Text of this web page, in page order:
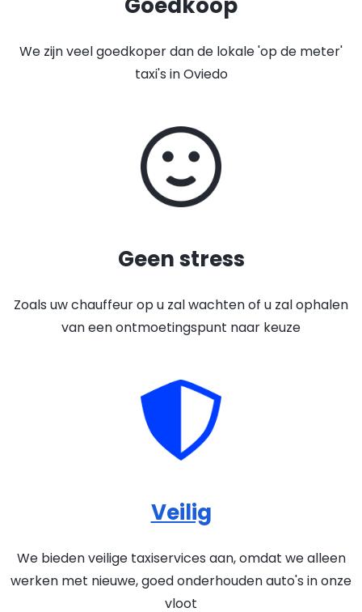
We zijn veel goedkoper dan de lokale 'op de meter'
taxi's in Oviedo
Geen stress
Zoals uw chauffeur op u zal wachten of u zal ophalen
van een ontmoetingspunt naar keuze
Veilig
We bieden veilige taxiservices aan, omdat we alleen
werken met nieuwe, goed onderhouden auto's in onze
vloot